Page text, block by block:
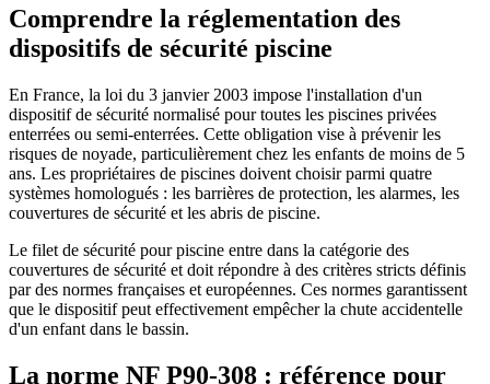
Comprendre la réglementation des
dispositifs de sécurité piscine
En France, la loi du 3 janvier 2003 impose l'installation d'un
dispositif de sécurité normalisé pour toutes les piscines privées
enterrées ou semi-enterrées. Cette obligation vise à prévenir les
risques de noyade, particulièrement chez les enfants de moins de 5
ans. Les propriétaires de piscines doivent choisir parmi quatre
systèmes homologués : les barrières de protection, les alarmes, les
couvertures de sécurité et les abris de piscine.
Le filet de sécurité pour piscine entre dans la catégorie des
couvertures de sécurité et doit répondre à des critères stricts définis
par des normes françaises et européennes. Ces normes garantissent
que le dispositif peut effectivement empêcher la chute accidentelle
d'un enfant dans le bassin.
La norme NF P90-308 : référence pour